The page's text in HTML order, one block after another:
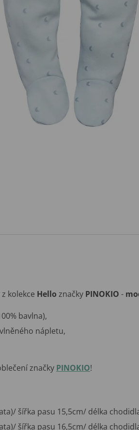
z kolekce Hello značky PINOKIO -
bavlna),
nápletu,
značky PINOKIO!
šířka pasu 15,5cm/ délka
šířka pasu 16,5cm/ délka